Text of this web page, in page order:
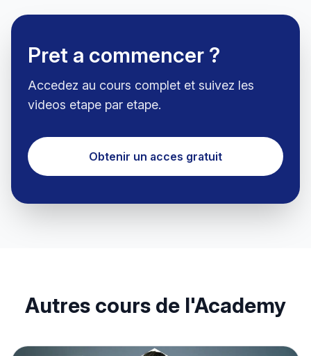
Pret a commencer ?
Accedez au cours complet et suivez les
videos etape par etape.
Obtenir un acces gratuit
Autres cours de l'Academy